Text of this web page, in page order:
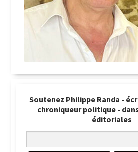
Soutenez Philippe Randa -
chroniqueur politique -
éditoriales